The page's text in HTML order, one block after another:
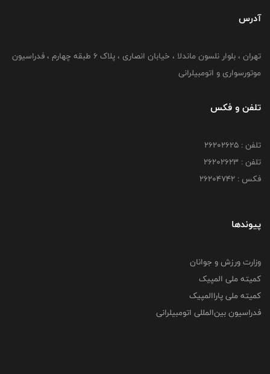
آدرس
تهران ، بلوار نلسون ماندلا ، خیابان انصاری ، پلاک ۶ طبقه چهارم ، فدراسیون
موتورسواری و اتومبیلرانی
تلفن و فکس
تلفن : ۲۶۲۰۲۶۲۵
تلفن : ۲۶۲۰۲۶۲۳
فکس : ۲۶۲۰۴۷۴۲
پیوندها
وزارت ورزش و جوانان
کمیته ملی المپیک
کمیته ملی پاراالمپیک
فدراسیون بین‌المللی اتومبیلرانی